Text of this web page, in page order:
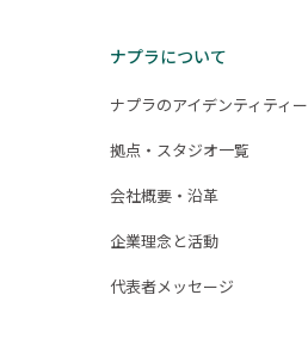
ナプラについて
ナプラのアイデンティティー
拠点・スタジオ一覧
会社概要・沿革
企業理念と活動
代表者メッセージ